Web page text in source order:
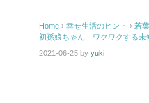
Home › 幸せ生活のヒント › 若
初孫娘ちゃん ワクワクする未
2021-06-25 by yuki